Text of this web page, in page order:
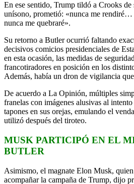
En ese sentido, Trump tildó a Crooks
unísono, prometió: «nunca me
nunca me quebraré».
Su retorno a Butler ocurrió faltando
decisivos comicios presidenciales de
en esta ocasión, las medidas de
francotiradores en posición en los
Además, había un dron de vigilancia
De acuerdo a La Opinión, múltiples
franelas con imágenes alusivas al
tapones en sus orejas, emulando el
utilizó después del tiroteo.
MUSK PARTICIPÓ EN EL
BUTLER
Asimismo, el magnate Elon Musk,
acompañar la campaña de Trump, dijo